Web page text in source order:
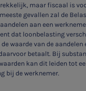
maar fiscaal is
gevallen zal de
aan een
dat loonbelasting
waarde van de aandelen
betaalt. Bij
kan dit leiden tot
bij de werknemer.